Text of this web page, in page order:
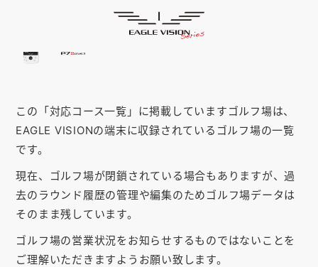
ゴルフナビ
ピンポジ君PIN POSITION
対応コース
EVステーション UPDATE
取扱い店舗 SHOP
サポートSUPPORT
「島根県」の対応コース
この「対応コース一覧」に掲載していますゴルフ場は、
EAGLE VISIONの端末に収録されているゴルフ場の一覧
です。
現在、ゴルフ場が閉鎖されている場合もありますが、過
去のラウンド履歴の管理や編集のためゴルフ場データは
そのまま残しています。
ゴルフ場の営業状況をお知らせするものではないことを
ご理解いただきますようお願い致します。